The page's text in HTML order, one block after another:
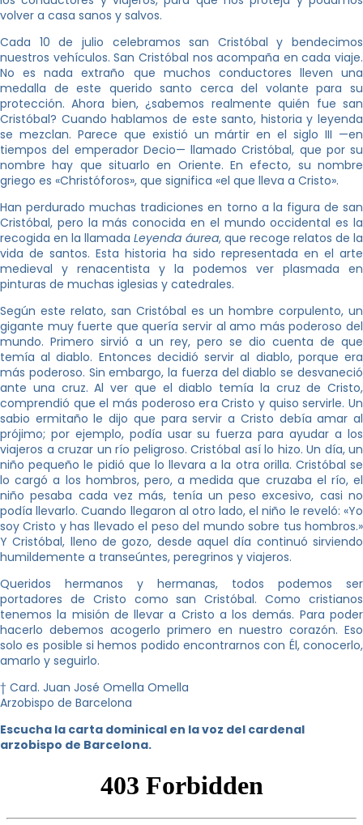
volver a casa sanos y salvos.
Cada 10 de julio celebramos san Cristóbal y bendecimos
nuestros vehículos. San Cristóbal nos acompaña en cada viaje.
No es nada extraño que muchos conductores lleven una
medalla de este querido santo cerca del volante para su
protección. Ahora bien, ¿sabemos realmente quién fue san
Cristóbal? Cuando hablamos de este santo, historia y leyenda
se mezclan. Parece que existió un mártir en el siglo III —en
tiempos del emperador Decio— llamado Cristóbal, que por su
nombre hay que situarlo en Oriente. En efecto, su nombre
griego es «Christóforos», que significa «el que lleva a Cristo».
Han perdurado muchas tradiciones en torno a la figura de san
Cristóbal, pero la más conocida en el mundo occidental es la
recogida en la llamadaLeyenda áurea, que recoge relatos de la
vida de santos. Esta historia ha sido representada en el arte
medieval y renacentista y la podemos ver plasmada en
pinturas de muchas iglesias y catedrales.
Según este relato, san Cristóbal es un hombre corpulento, un
gigante muy fuerte que quería servir al amo más poderoso del
mundo. Primero sirvió a un rey, pero se dio cuenta de que
temía al diablo. Entonces decidió servir al diablo, porque era
más poderoso. Sin embargo, la fuerza del diablo se desvaneció
ante una cruz. Al ver que el diablo temía la cruz de Cristo,
comprendió que el más poderoso era Cristo y quiso servirle. Un
sabio ermitaño le dijo que para servir a Cristo debía amar al
prójimo; por ejemplo, podía usar su fuerza para ayudar a los
viajeros a cruzar un río peligroso. Cristóbal así lo hizo. Un día, un
niño pequeño le pidió que lo llevara a la otra orilla. Cristóbal se
lo cargó a los hombros, pero, a medida que cruzaba el río, el
niño pesaba cada vez más, tenía un peso excesivo, casi no
podía llevarlo. Cuando llegaron al otro lado, el niño le reveló: «Yo
soy Cristo y has llevado el peso del mundo sobre tus hombros.»
Y Cristóbal, lleno de gozo, desde aquel día continuó sirviendo
humildemente a transeúntes, peregrinos y viajeros.
Queridos hermanos y hermanas, todos podemos ser
portadores de Cristo como san Cristóbal. Como cristianos
tenemos la misión de llevar a Cristo a los demás. Para poder
hacerlo debemos acogerlo primero en nuestro corazón. Eso
solo es posible si hemos podido encontrarnos con Él, conocerlo,
amarlo y seguirlo.
† Card. Juan José Omella Omella
Arzobispo de Barcelona
Escucha la carta dominical en la voz del cardenal
arzobispo de Barcelona.